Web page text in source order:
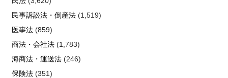
民事訴訟法・倒産法(1,519)
医事法(859)
商法・会社法(1,783)
海商法・運送法(246)
保険法(351)